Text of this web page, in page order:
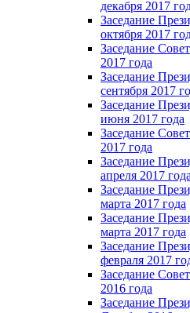
декабря 2017
Заседание
октября 2017
Заседание
2017 года
Заседание
сентября 2017
Заседание
июня 2017 года
Заседание
2017 года
Заседание
апреля 2017 года
Заседание
марта 2017 года
Заседание
марта 2017 года
Заседание
февраля 2017
Заседание
2016 года
Заседание